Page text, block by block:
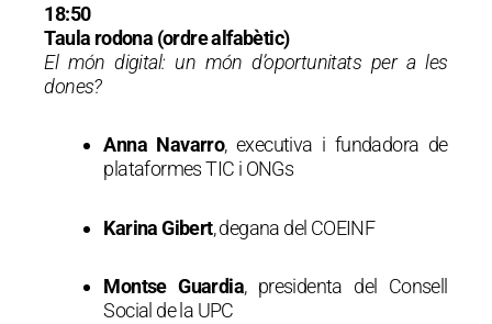
18:50
Taula rodona (ordre alfabètic)
El món digital: un món d’oportunitats per a les
dones?
Anna Navarro, executiva i fundadora de
plataformes TIC i ONGs
Karina Gibert, degana del COEINF
Montse Guardia, presidenta del Consell
Social de la UPC